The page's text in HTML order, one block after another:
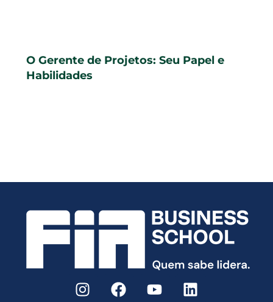
O Gerente de Projetos: Seu Papel e
Habilidades